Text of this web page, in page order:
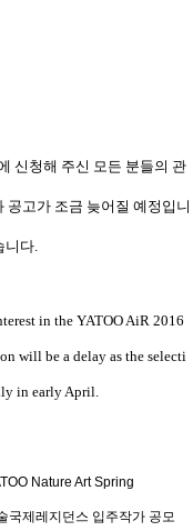
신청해 주신 모든 분들의 관
공고가 조금 늦어질 예정입니
니다.
in the YATOO AiR 2016
will be a delay as the selecti
in early April.
Nature Art Spring
국제레지던스 입주작가 공모